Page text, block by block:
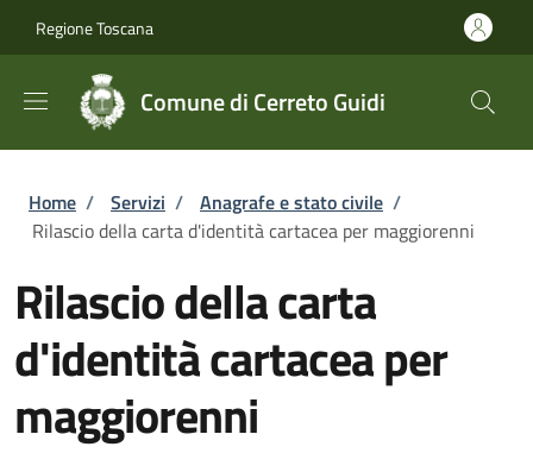
Regione Toscana
Comune di Cerreto Guidi
Briciole di pane
Home / Servizi / Anagrafe e stato civile /
Rilascio della carta d'identità cartacea per maggiorenni
Rilascio della carta
d'identità cartacea per
maggiorenni